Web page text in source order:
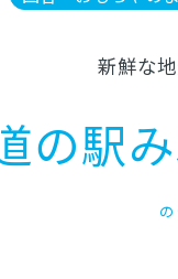
新鮮な
の駅